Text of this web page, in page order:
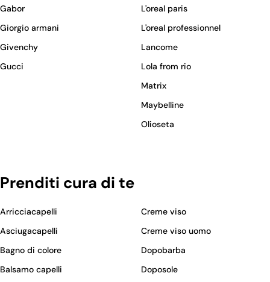
Gabor
Giorgio armani
Givenchy
Gucci
L'oreal paris
L'oreal professionnel
Lancome
Lola from rio
Matrix
Maybelline
Olioseta
Prenditi cura di te
Arricciacapelli
Asciugacapelli
Bagno di colore
Balsamo capelli
Creme viso
Creme viso uomo
Dopobarba
Doposole